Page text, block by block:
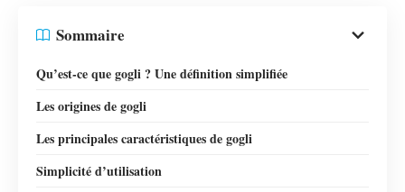
Sommaire
Qu’est-ce que gogli ? Une définition simplifiée
Les origines de gogli
Les principales caractéristiques de gogli
Simplicité d’utilisation